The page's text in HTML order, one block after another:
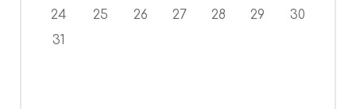
24
25 26 27 28 29
30
31